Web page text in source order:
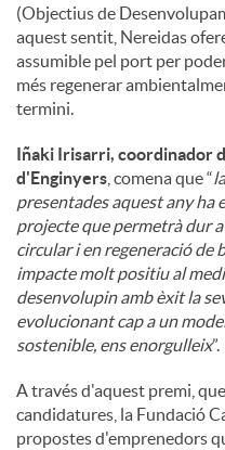
(Objectius de
aquest sentit, Nereidas
assumible pel port per
més regenerar
termini.
Iñaki Irisarri, coordinador
d'Enginyers , comena que “
presentades aquest any ha
projecte que permetrà dur
circular i en regeneració de
impacte molt positiu al
desenvolupin amb èxit la
evolucionant cap a un
sostenible, ens enorgulleix”.
A través d'aquest premi,
candidatures, la Fundació
propostes d'emprenedors